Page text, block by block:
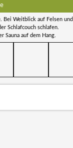
Bei Weitblick auf Felsen und
Schlafcouch schlafen.
Sauna auf dem Hang.